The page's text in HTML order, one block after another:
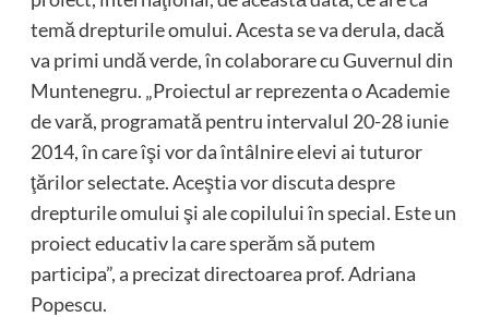
temă drepturile omului. Acesta se va derula, dacă
va primi undă verde, în colaborare cu Guvernul din
Muntenegru. „Proiectul ar reprezenta o Academie
de vară, programată pentru intervalul 20-28 iunie
2014, în care îşi vor da întâlnire elevi ai tuturor
ţărilor selectate. Aceştia vor discuta despre
drepturile omului şi ale copilului în special. Este un
proiect educativ la care sperăm să putem
participa”, a precizat directoarea prof. Adriana
Popescu.